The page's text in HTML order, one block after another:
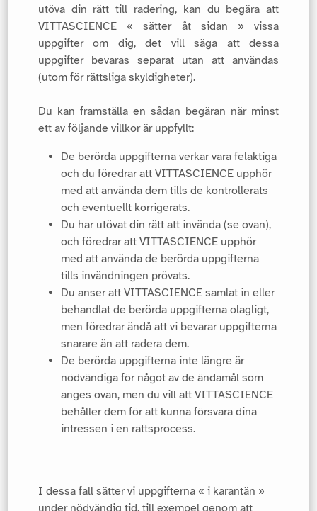
utöva din rätt till radering, kan du begära att
VITTASCIENCE « sätter åt sidan » vissa
uppgifter om dig, det vill säga att dessa
uppgifter bevaras separat utan att användas
(utom för rättsliga skyldigheter).
Du kan framställa en sådan begäran när minst
ett av följande villkor är uppfyllt:
De berörda uppgifterna verkar vara felaktiga
och du föredrar att VITTASCIENCE upphör
med att använda dem tills de kontrollerats
och eventuellt korrigerats.
Du har utövat din rätt att invända (se ovan),
och föredrar att VITTASCIENCE upphör
med att använda de berörda uppgifterna
tills invändningen prövats.
Du anser att VITTASCIENCE samlat in eller
behandlat de berörda uppgifterna olagligt,
men föredrar ändå att vi bevarar uppgifterna
snarare än att radera dem.
De berörda uppgifterna inte längre är
nödvändiga för något av de ändamål som
anges ovan, men du vill att VITTASCIENCE
behåller dem för att kunna försvara dina
intressen i en rättsprocess.
I dessa fall sätter vi uppgifterna « i karantän »
under nödvändig tid, till exempel genom att